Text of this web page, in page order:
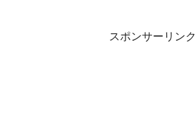
スポンサーリンク